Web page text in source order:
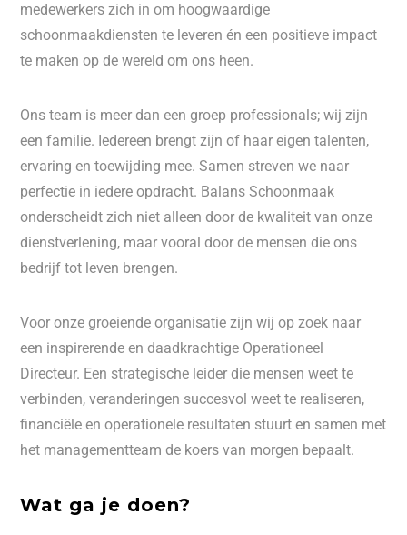
medewerkers zich in om hoogwaardige
schoonmaakdiensten te leveren én een positieve impact
te maken op de wereld om ons heen.
Ons team is meer dan een groep professionals; wij zijn
een familie. Iedereen brengt zijn of haar eigen talenten,
ervaring en toewijding mee. Samen streven we naar
perfectie in iedere opdracht. Balans Schoonmaak
onderscheidt zich niet alleen door de kwaliteit van onze
dienstverlening, maar vooral door de mensen die ons
bedrijf tot leven brengen.
Voor onze groeiende organisatie zijn wij op zoek naar
een inspirerende en daadkrachtige Operationeel
Directeur. Een strategische leider die mensen weet te
verbinden, veranderingen succesvol weet te realiseren,
financiële en operationele resultaten stuurt en samen met
het managementteam de koers van morgen bepaalt.
Wat ga je doen?